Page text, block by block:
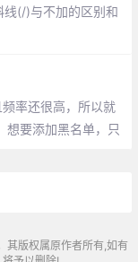
(/)与不加的区别和
率还很高，所以就
想要添加黑名单，只
其版权属原作者所有,如有